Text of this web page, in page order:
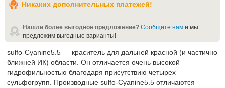
Никаких дополнительных платежей!
Нашли более выгодное предложение? Сообщите нам и мы
предложим выгодные варианты!
sulfo-Cyanine5.5 — краситель для дальней красной (и частично
ближней ИК) области. Он отличается очень высокой
гидрофильностью благодаря присутствию четырех
сульфогрупп. Производные sulfo-Cyanine5.5 отличаются